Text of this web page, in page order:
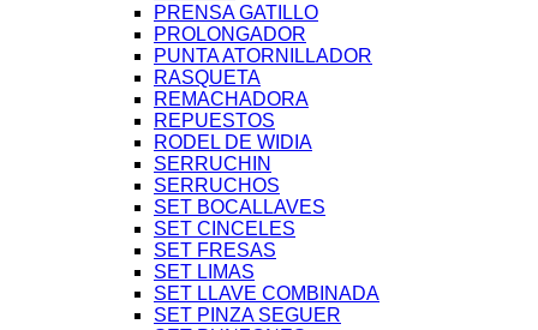
PRENSA GATILLO
PROLONGADOR
PUNTA ATORNILLADOR
RASQUETA
REMACHADORA
REPUESTOS
RODEL DE WIDIA
SERRUCHIN
SERRUCHOS
SET BOCALLAVES
SET CINCELES
SET FRESAS
SET LIMAS
SET LLAVE COMBINADA
SET PINZA SEGUER